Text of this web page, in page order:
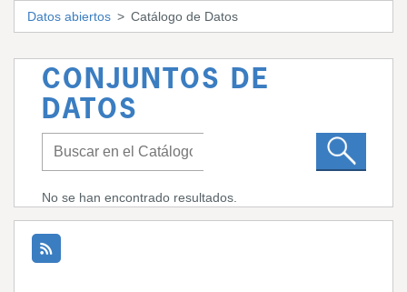
Datos abiertos Catálogo de Datos
CONJUNTOS DE
DATOS
No se han encontrado resultados.